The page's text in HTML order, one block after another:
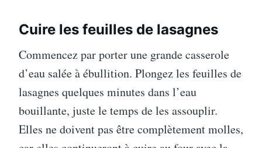
Cuire les feuilles de lasagnes
Commencez par porter une grande casserole
d’eau salée à ébullition. Plongez les feuilles de
lasagnes quelques minutes dans l’eau
bouillante, juste le temps de les assouplir.
Elles ne doivent pas être complètement molles,